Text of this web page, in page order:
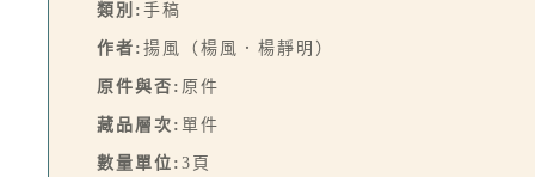
類別: 手稿
作者: 揚風（楊風．楊靜明）
原件與否: 原件
藏品層次: 單件
數量單位: 3頁